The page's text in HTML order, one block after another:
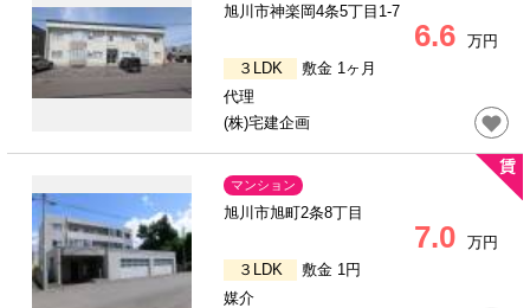
旭川市神楽岡4条5丁目1-7
6.6
万円
３LDK
敷金 1ヶ月
代理
(株)宅建企画
マンション
旭川市旭町2条8丁目
7.0
万円
３LDK
敷金 1円
媒介